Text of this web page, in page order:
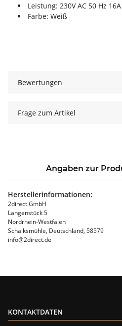
Leistung: 230V AC 50 Hz
Farbe: Weiß
Bewertungen
Frage zum Artikel
Angaben zur
Herstellerinformationen:
2direct GmbH
Langenstück 5
Nordrhein-Westfalen
Schalksmühle, Deutschland, 58579
info@2direct.de
KONTAKTDATEN